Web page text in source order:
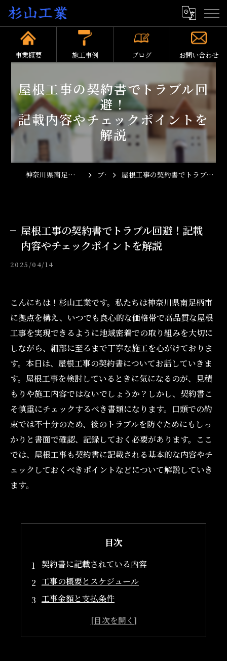
事業概要 施工事例 ブログ お問い合わせ
屋根工事の契約書でトラブル回
避！
記載内容やチェックポイントを
解説
神奈川県南足柄市の屋根工事なら杉山工業 ブログ 屋根工事の契約書でトラブル回避！記載内容やチェックポイントを解説
屋根工事の契約書でトラブル回避！記載
内容やチェックポイントを解説
2025/04/14
こんにちは！杉山工業です。私たちは神奈川県南足柄市
に拠点を構え、いつでも良心的な価格帯で高品質な屋根
工事を実現できるように地域密着での取り組みを大切に
しながら、細部に至るまで丁寧な施工を心がけておりま
す。本日は、屋根工事の契約書についてお話していきま
す。屋根工事を検討しているときに気になるのが、見積
もりや施工内容ではないでしょうか？しかし、契約書こ
そ慎重にチェックするべき書類になります。口頭での約
束では不十分のため、後のトラブルを防ぐためにもしっ
かりと書面で確認、記録しておく必要があります。ここ
では、屋根工事も契約書に記載される基本的な内容やチ
ェックしておくべきポイントなどについて解説していき
ます。
目次
契約書に記載されている内容
工事の概要とスケジュール
工事金額と支払条件
保証内容とアフターサポート